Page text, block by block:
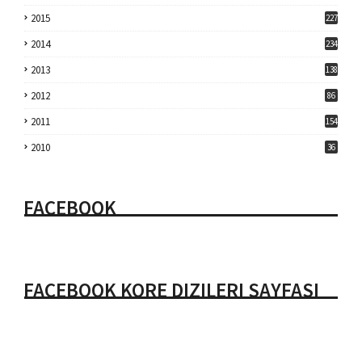
2015 227
2014 234
2013 138
2012 86
2011 154
2010 36
FACEBOOK
FACEBOOK KORE DIZILERI SAYFASI